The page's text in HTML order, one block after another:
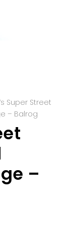
Super Street
– Balrog
–